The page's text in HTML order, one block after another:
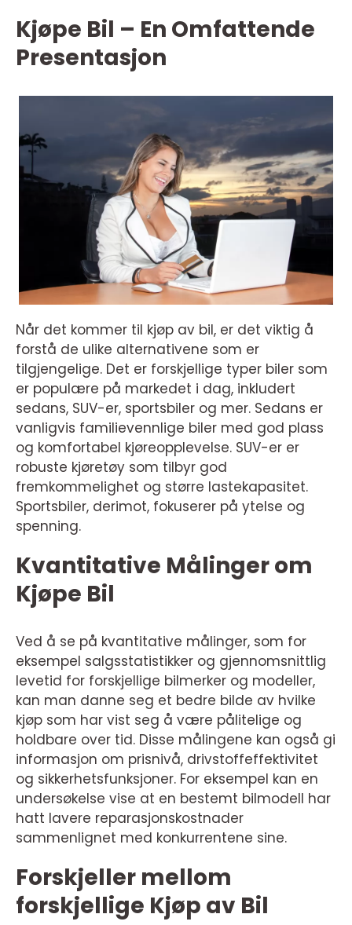
Kjøpe Bil – En Omfattende
Presentasjon
Når det kommer til kjøp av bil, er det viktig å
forstå de ulike alternativene som er
tilgjengelige. Det er forskjellige typer biler som
er populære på markedet i dag, inkludert
sedans, SUV-er, sportsbiler og mer. Sedans er
vanligvis familievennlige biler med god plass
og komfortabel kjøreopplevelse. SUV-er er
robuste kjøretøy som tilbyr god
fremkommelighet og større lastekapasitet.
Sportsbiler, derimot, fokuserer på ytelse og
spenning.
Kvantitative Målinger om
Kjøpe Bil
Ved å se på kvantitative målinger, som for
eksempel salgsstatistikker og gjennomsnittlig
levetid for forskjellige bilmerker og modeller,
kan man danne seg et bedre bilde av hvilke
kjøp som har vist seg å være pålitelige og
holdbare over tid. Disse målingene kan også gi
informasjon om prisnivå, drivstoffeffektivitet
og sikkerhetsfunksjoner. For eksempel kan en
undersøkelse vise at en bestemt bilmodell har
hatt lavere reparasjonskostnader
sammenlignet med konkurrentene sine.
Forskjeller mellom
forskjellige Kjøp av Bil